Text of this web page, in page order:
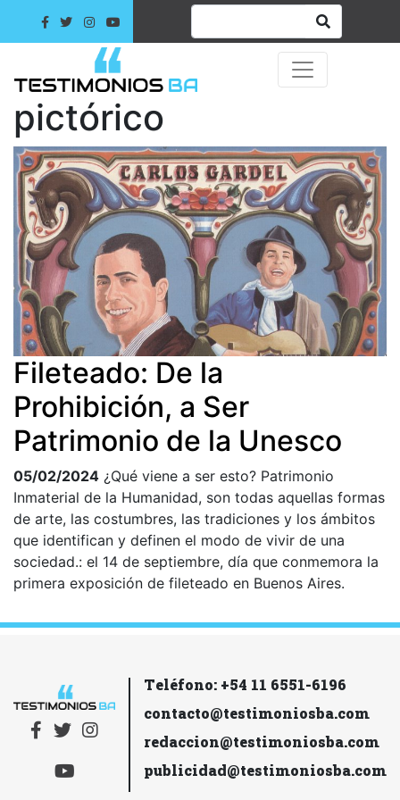
pictórico
Fileteado: De la
Prohibición, a Ser
Patrimonio de la Unesco
05/02/2024 ¿Qué viene a ser esto? Patrimonio
Inmaterial de la Humanidad, son todas aquellas formas
de arte, las costumbres, las tradiciones y los ámbitos
que identifican y definen el modo de vivir de una
sociedad.: el 14 de septiembre, día que conmemora la
primera exposición de fileteado en Buenos Aires.
Teléfono: +54 11 6551-6196
contacto@testimoniosba.com
redaccion@testimoniosba.com
publicidad@testimoniosba.com